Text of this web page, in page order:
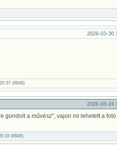
2026-03-30
(8848)
2026-03-24
gondolt a művész", vajon mi lehetett a
(8846)